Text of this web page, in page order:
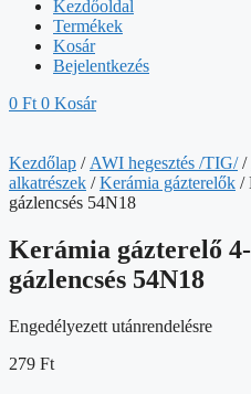
Kezdőoldal
Termékek
Kosár
Bejelentkezés
0 Ft 0 Kosár
Kezdőlap / AWI hegesztés /TIG//
alkatrészek /Kerámia gázterelők /
gázlencsés 54N18
Kerámia gázterelő 4-
gázlencsés 54N18
Engedélyezett utánrendelésre
279 Ft